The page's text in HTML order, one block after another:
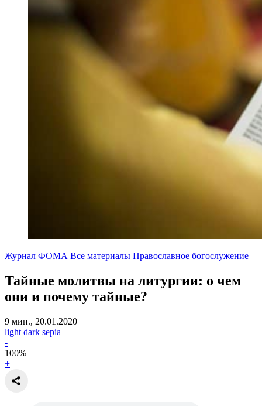
Журнал ФОМА Все материалы Православное богослужение
Тайные молитвы на литургии: о чем
они и почему тайные?
9 мин., 20.01.2020
light dark sepia
-
100%
+